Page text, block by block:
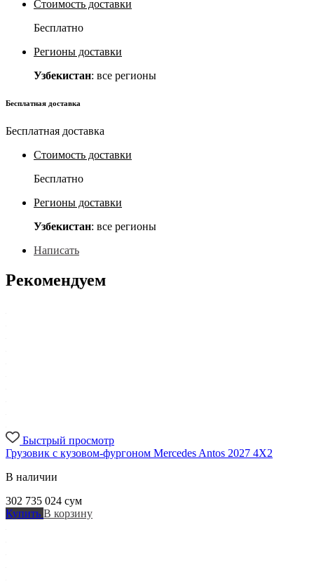
Стоимость доставки
Бесплатно
Регионы доставки
Узбекистан: все регионы
Бесплатная доставка
Бесплатная доставка
Стоимость доставки
Бесплатно
Регионы доставки
Узбекистан: все регионы
Написать
Рекомендуем
Быстрый просмотр
Грузовик с кузовом-фургоном Mercedes Antos 2027 4X2
В наличии
302 735 024 сум
Купить В корзину